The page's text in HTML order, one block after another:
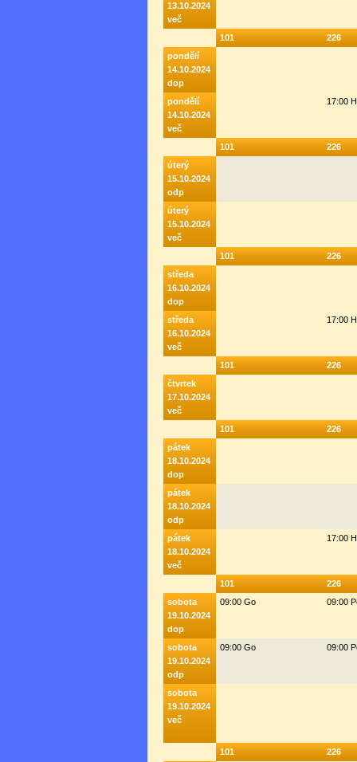
13.10.2024
več
101
226
pondělí
14.10.2024
dop
pondělí
14.10.2024
več
17:00
101
226
úterý
15.10.2024
odp
úterý
15.10.2024
več
101
226
středa
16.10.2024
dop
středa
16.10.2024
več
17:00
101
226
čtvrtek
17.10.2024
več
101
226
pátek
18.10.2024
dop
pátek
18.10.2024
odp
pátek
18.10.2024
več
17:00
101
226
sobota
19.10.2024
dop
09:00 Go 09:00
sobota
19.10.2024
odp
09:00 Go 09:00
sobota
19.10.2024
več
101
226